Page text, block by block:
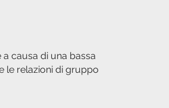
causa di una bassa
le relazioni di gruppo